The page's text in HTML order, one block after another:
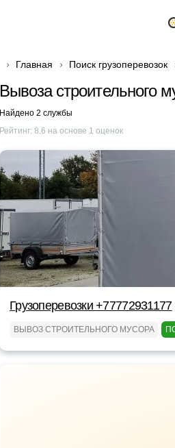
Главная Поиск грузоперевозок
Вывоза строительного
Найдено 2 службы
Рейтинг: 8.6 на основе 1 оценок
Грузоперевозки +77772931177
ВЫВОЗ СТРОИТЕЛЬНОГО МУСОРА